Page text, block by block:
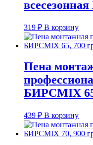
319 ₽ В корзину
Пена
БИРСMIX
439 ₽ В корзину